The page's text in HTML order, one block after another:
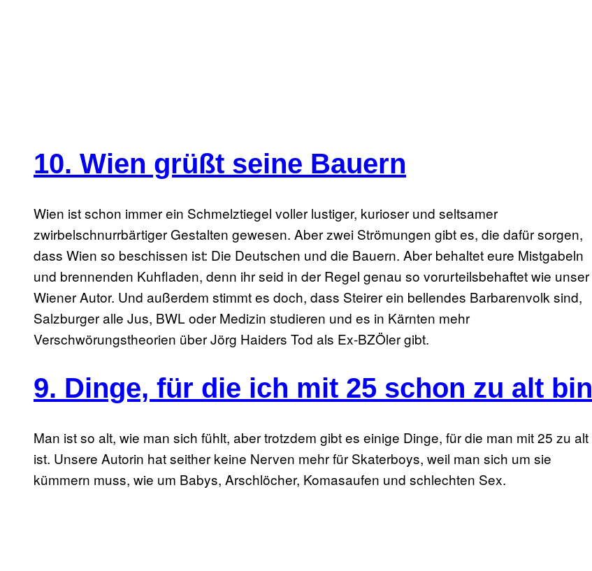
10. Wien grüßt seine Bauern
Wien ist schon immer ein Schmelztiegel voller lustiger, kurioser und seltsamer
zwirbelschnurrbärtiger Gestalten gewesen. Aber zwei Strömungen gibt es, die dafür sorgen,
dass Wien so beschissen ist: Die Deutschen und die Bauern. Aber behaltet eure Mistgabeln
und brennenden Kuhfladen, denn ihr seid in der Regel genau so vorurteilsbehaftet wie unser
Wiener Autor. Und außerdem stimmt es doch, dass Steirer ein bellendes Barbarenvolk sind,
Salzburger alle Jus, BWL oder Medizin studieren und es in Kärnten mehr
Verschwörungstheorien über Jörg Haiders Tod als Ex-BZÖler gibt.
9. Dinge, für die ich mit 25 schon zu alt bin
Man ist so alt, wie man sich fühlt, aber trotzdem gibt es einige Dinge, für die man mit 25 zu alt
ist. Unsere Autorin hat seither keine Nerven mehr für Skaterboys, weil man sich um sie
kümmern muss, wie um Babys, Arschlöcher, Komasaufen und schlechten Sex.